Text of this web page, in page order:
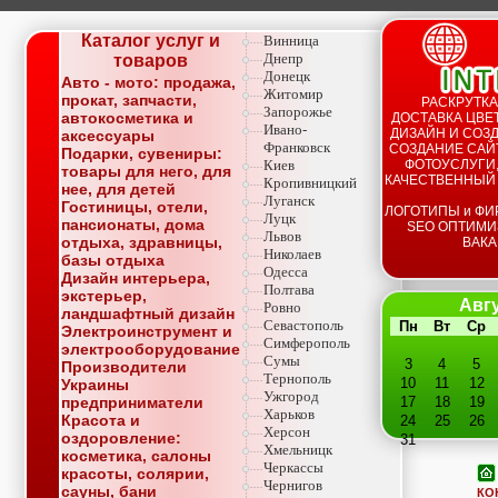
Каталог услуг и
товаров
Авто - мото: продажа,
прокат, запчасти,
автокосметика и
аксессуары
Подарки, сувениры:
товары для него, для
нее, для детей
Гостиницы, отели,
пансионаты, дома
отдыха, здравницы,
базы отдыха
Дизайн интерьера,
экстерьер,
ландшафтный дизайн
Электроинструмент и
электрооборудование
Производители
Украины
предприниматели
Красота и
оздоровление:
косметика, салоны
красоты, солярии,
сауны, бани
Винница
Днепр
Донецк
Житомир
Запорожье
Ивано-
Франковск
Киев
Кропивницкий
Луганск
Луцк
Львов
Николаев
Одесса
Полтава
Ровно
Севастополь
Симферополь
Сумы
Тернополь
Ужгород
Харьков
Херсон
Хмельницк
Черкассы
Чернигов
ДОСТАВКА
ДИЗАЙН И
СОЗДАНИЕ
ЛОГОТИПЫ и
SEO
Пн Вт Ср
3 4
5
10
11
12
17
18
19
24
25
26
31